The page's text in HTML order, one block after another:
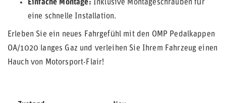
Einfache Montage: Inklusive Montageschrauben für
eine schnelle Installation.
Erleben Sie ein neues Fahrgefühl mit den OMP Pedalkappen
OA/1020 langes Gaz und verleihen Sie Ihrem Fahrzeug einen
Hauch von Motorsport-Flair!